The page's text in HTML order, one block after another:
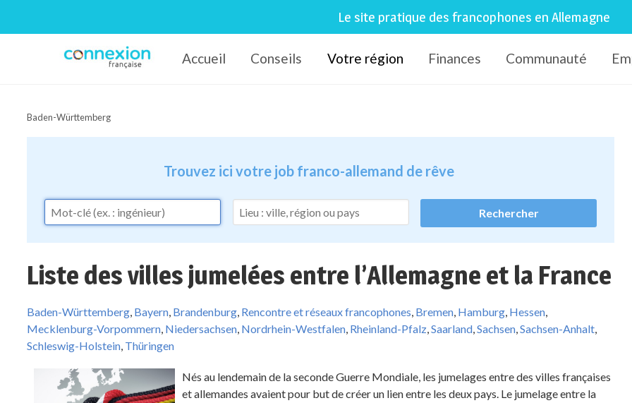
Le site pratique des francophones en Allemagne
Connexion-Française Accueil Conseils Votre région Finances Communauté
Baden-Württemberg
Trouvez ici votre job franco-allemand de rêve
Liste des villes jumelées entre l’Allemagne et la France
Baden-Württemberg, Bayern, Brandenburg, Rencontre et réseaux francophones, Bremen, Hamburg, Hessen,
Mecklenburg-Vorpommern, Niedersachsen, Nordrhein-Westfalen, Rheinland-Pfalz,Saarland,Sachsen,Sachsen-Anhalt,
Schleswig-Holstein, Thüringen
Nés au lendemain de la seconde Guerre Mondiale, les jumelages entre des villes françaises
et allemandes avaient pour but de créer un lien entre les deux pays. Le jumelage entre la